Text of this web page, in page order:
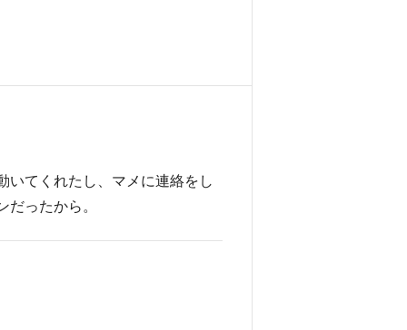
いてくれたし、マメに連絡をし
ったから。